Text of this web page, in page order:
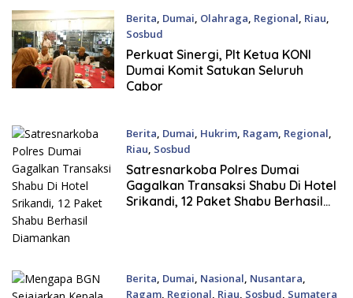
Berita, Dumai, Olahraga, Regional, Riau,
Sosbud
28 Juli, 2026
Perkuat Sinergi, Plt Ketua KONI
Dumai Komit Satukan Seluruh
Cabor
Berita, Dumai, Hukrim, Ragam, Regional,
Riau, Sosbud
28 Juli, 2026
Satresnarkoba Polres Dumai
Gagalkan Transaksi Shabu Di Hotel
Srikandi, 12 Paket Shabu Berhasil
Berita, Dumai, Nasional, Nusantara,
Ragam, Regional, Riau, Sosbud, Sumatera